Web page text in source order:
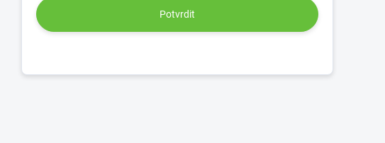
Potvrdit